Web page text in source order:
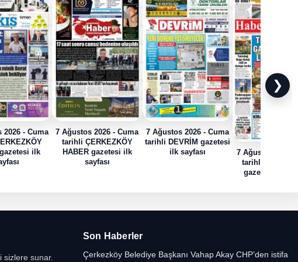
2026 - Cuma
ilk
7 Ağustos 2026 - Cuma
tarihli ÇERKEZKÖY
HABER gazetesi ilk
sayfası
7 Ağustos 2026 - Cuma
tarihli DEVRİM gazetesi
ilk sayfası
7 Ağustos 2026 -
tarihli HABER
gazetesi ilk
❯
sizlere sunar.
Son Haberler
Çerkezköy Belediye Başkanı Vahap Akay CHP’den istifa